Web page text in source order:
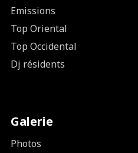
Emissions
Top Oriental
Top Occidental
Dj résidents
Galerie
Photos